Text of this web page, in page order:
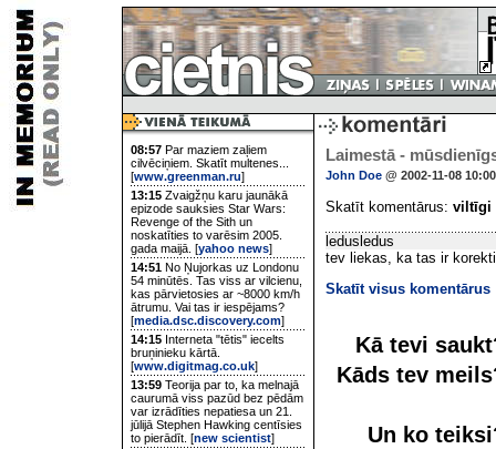
08:57 Par maziem zaļiem
cilvēciņiem. Skatīt multenes...
[www.greenman.ru]
13:15 Zvaigžņu karu jaunākā
epizode sauksies Star Wars:
Revenge of the Sith un
noskatīties to varēsim 2005.
gada maijā. [yahoo news]
14:51 No Ņujorkas uz Londonu
54 minūtēs. Tas viss ar vilcienu,
kas pārvietosies ar ~8000 km/h
ātrumu. Vai tas ir iespējams?
[media.dsc.discovery.com]
14:15 Interneta "tētis" iecelts
bruņinieku kārtā.
[www.digitmag.co.uk]
13:59 Teorija par to, ka melnajā
caurumā viss pazūd bez pēdām
var izrādīties nepatiesa un 21.
jūlijā Stephen Hawking centīsies
to pierādīt. [new scientist]
Laimestā -
John Doe @ 2002-11-08 10:00
Skatīt komentārus: viltīgi
ledusledus
tev liekas, ka tas ir
Skatīt visus komentārus
Kā tevi
Kāds tev
Un ko